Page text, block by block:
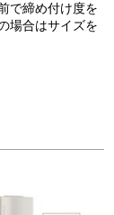
で締め付け度を
場合はサイズを